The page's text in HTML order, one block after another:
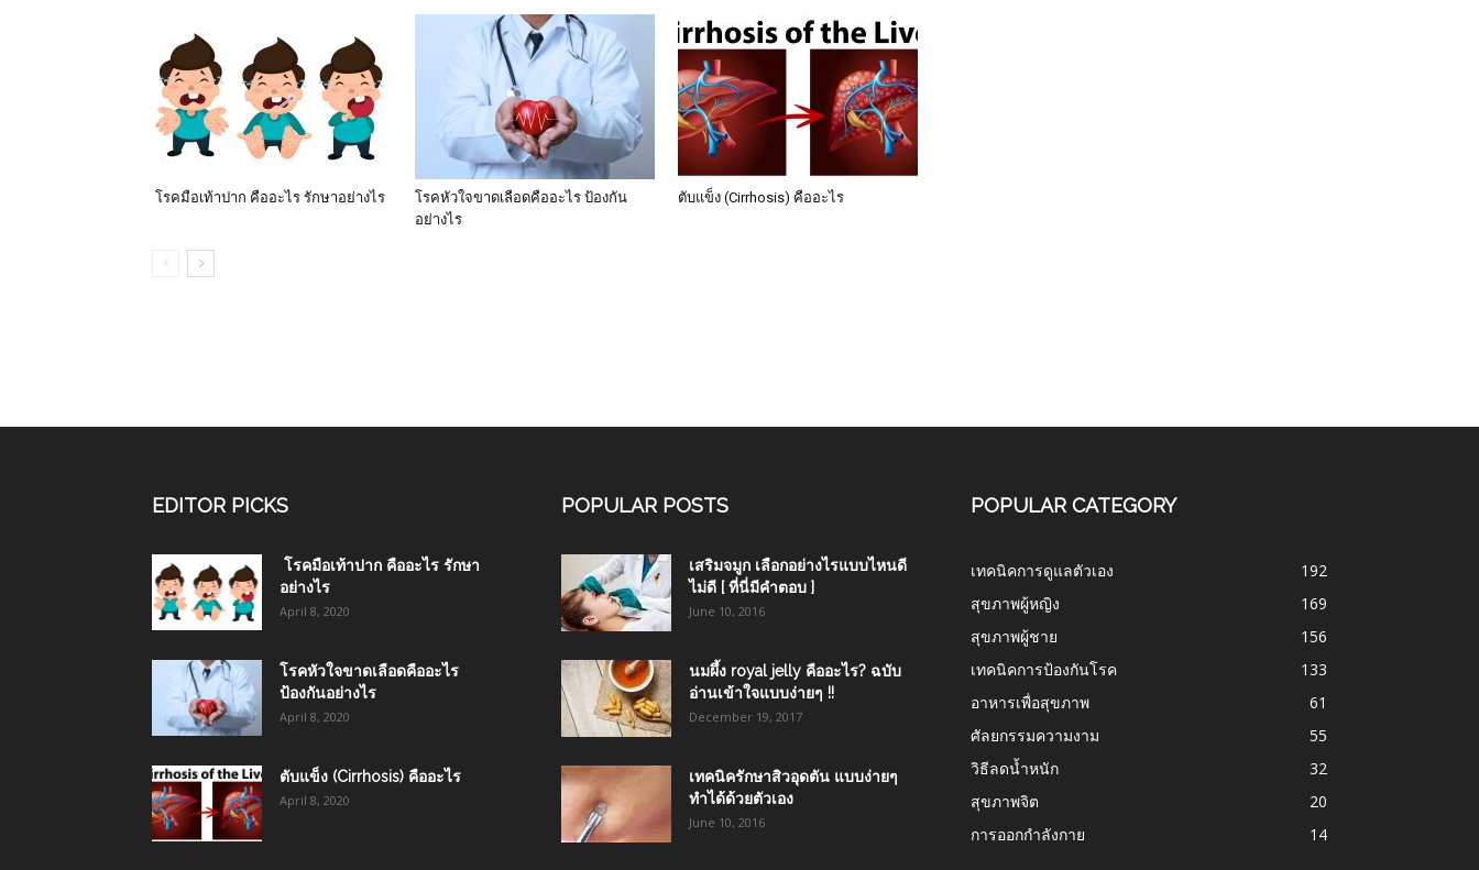
โรคมือเท้าปาก คืออะไร รักษาอย่างไร
โรคหัวใจขาดเลือดคืออะไร ป้องกัน
อย่างไร
ตับแข็ง (Cirrhosis) คืออะไร
EDITOR PICKS
โรคมือเท้าปาก คืออะไร รักษา
อย่างไร
April 8, 2020
โรคหัวใจขาดเลือดคืออะไร
ป้องกันอย่างไร
April 8, 2020
ตับแข็ง (Cirrhosis) คืออะไร
April 8, 2020
POPULAR POSTS
เสริมจมูก เลือกอย่างไรแบบไหนดี
ไม่ดี [ ที่นี่มีคำตอบ ]
June 10, 2016
นมผึ้ง royal jelly คืออะไร? ฉบับ
อ่านเข้าใจแบบง่ายๆ !!
December 19, 2017
เทคนิครักษาสิวอุดตัน แบบง่ายๆ
ทำได้ด้วยตัวเอง
June 10, 2016
POPULAR CATEGORY
เทคนิคการดูแลตัวเอง
192
สุขภาพผู้หญิง
169
สุขภาพผู้ชาย
156
เทคนิคการป้องกันโรค
133
อาหารเพื่อสุขภาพ
61
ศัลยกรรมความงาม
55
วิธีลดน้ำหนัก
32
สุขภาพจิต
20
การออกกำลังกาย
14